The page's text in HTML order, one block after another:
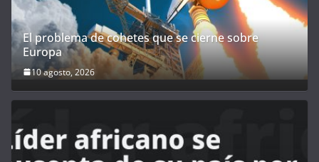
El problema de cohetes que se cierne sobre
Europa
10 agosto, 2026